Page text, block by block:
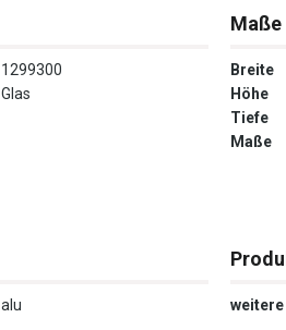
1299300
Glas
Maße
Breite
Höhe
Tiefe
Maße
alu